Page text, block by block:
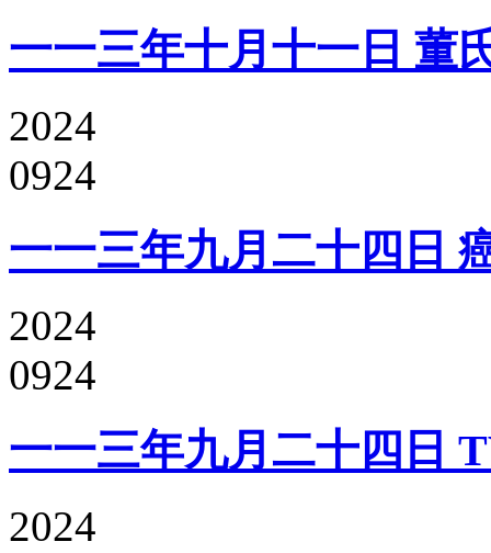
一一三年十月十一日 董
2024
0924
一一三年九月二十四日
2024
0924
一一三年九月二十四日
2024